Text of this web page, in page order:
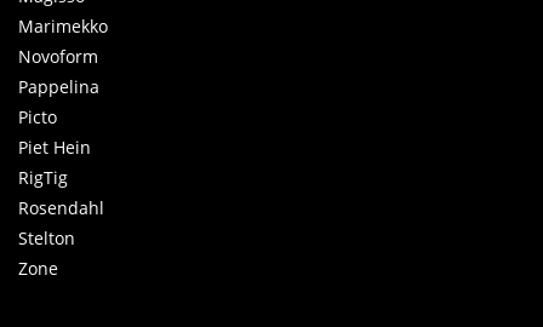
Marimekko
Novoform
Pappelina
Picto
Piet Hein
RigTig
Rosendahl
Stelton
Zone